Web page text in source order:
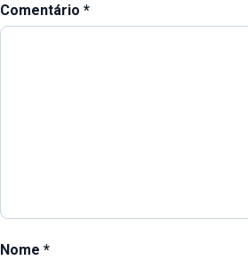
Comentário *
Nome *